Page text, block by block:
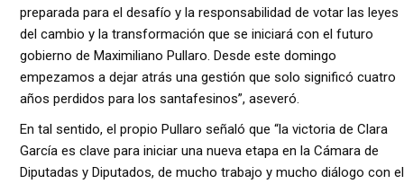
preparada para el desafío y la responsabilidad de votar las leyes
del cambio y la transformación que se iniciará con el futuro
gobierno de Maximiliano Pullaro. Desde este domingo
empezamos a dejar atrás una gestión que solo significó cuatro
años perdidos para los santafesinos”, aseveró.
En tal sentido, el propio Pullaro señaló que “la victoria de Clara
García es clave para iniciar una nueva etapa en la Cámara de
Diputadas y Diputados, de mucho trabajo y mucho diálogo con el